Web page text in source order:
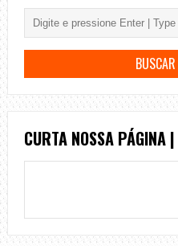
CURTA NOSSA PÁGINA